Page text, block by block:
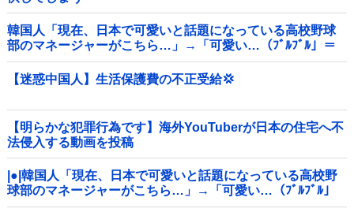
韓国人「現在、日本で可愛いと話題になっている高校野球
部のマネージャーがこちら…」→「可愛い…（ﾌﾞﾙﾌﾞﾙ」＝
韓国の反応
【迷惑中国人】生活保護費の不正受給💢
【明らかな犯罪行為です】海外YouTuberが日本の住宅へ不
法侵入する動画を投稿
|●|韓国人「現在、日本で可愛いと話題になっている高校野
球部のマネージャーがこちら…」→「可愛い…（ﾌﾞﾙﾌﾞﾙ」
＝韓国の反応